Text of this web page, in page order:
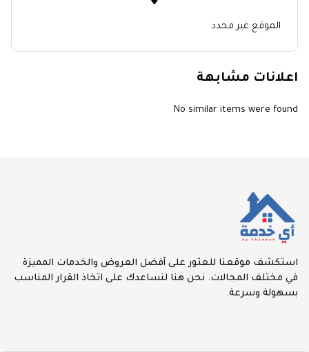
الموقع غير محدد
اعلانات مشابهة
No similar items were found
استكشف موقعنا للعثور على أفضل العروض والخدمات المميزة
في مختلف المجالات. نحن هنا لنساعدك على اتخاذ القرار المناسب
بسهولة وسرعة.